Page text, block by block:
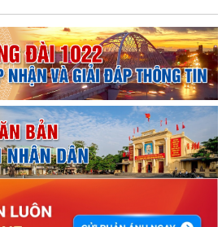
BỈNH KHIÊM TUYÊN TRUYỀN, HƯỚNG
THIẾT BỊ, SIM...
chọn thực tập sinh nữ đi thực tập kỹ thuật
binh - Liệt sĩ (27-7-1947 – 27-7-2026)